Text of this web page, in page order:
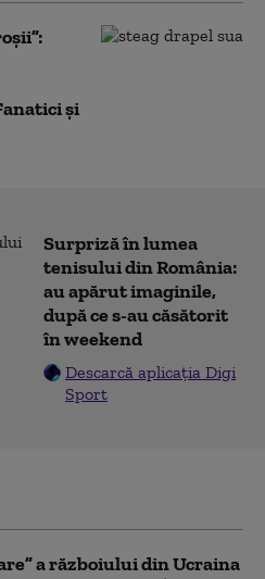
și
Surpriză în lumea
tenisului din România:
au apărut imaginile,
după ce s-au căsătorit
în weekend
Descarcă aplicația Digi
Sport
a războiului din Ucraina